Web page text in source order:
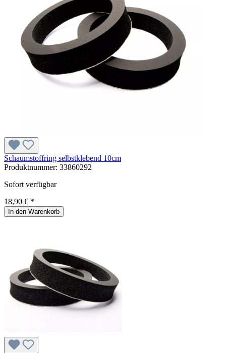
Schaumstoffring selbstklebend 10cm
Produktnummer: 33860292
Sofort verfügbar
18,90 € *
In den Warenkorb